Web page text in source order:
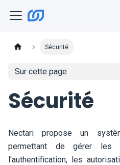
Sécurité
Sur cette page
Sécurité
Nectari propose un
permettant de gérer les
l'authentification, les